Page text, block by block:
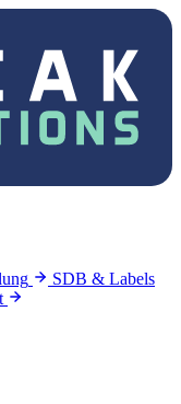
SDB & Labels